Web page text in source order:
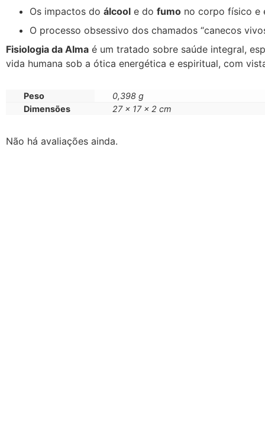
Os impactos do álcool e do fumo no corpo físico e
O processo obsessivo dos chamados “canecos
Fisiologia da Alma é um tratado sobre saúde integral,
vida humana sob a ótica energética e espiritual, com
Peso
0,398 g
Dimensões
27 × 17 × 2 cm
Não há avaliações ainda.